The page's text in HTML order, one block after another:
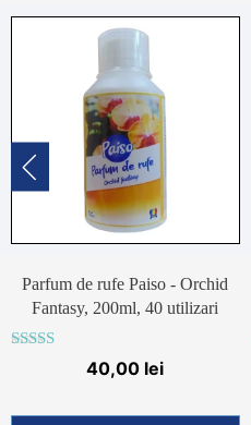
Parfum de rufe Paiso - Orchid
Fantasy, 200ml, 40 utilizari
40,00 lei